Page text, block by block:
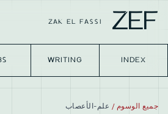
ZEF
ZAK EL FASSI
INDEX
WRITING
جميع الوسوم / علم-الأعصاب